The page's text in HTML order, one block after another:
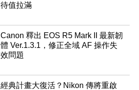
待值拉滿
Canon 釋出 EOS R5 Mark II 最新韌
體 Ver.1.3.1，修正全域 AF 操作失
效問題
經典計畫大復活？Nikon 傳將重啟